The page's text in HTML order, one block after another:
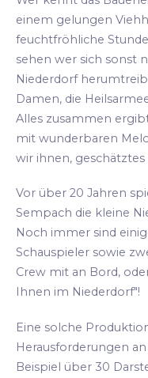
einem gelungen
feuchtfröhliche
sehen wer sich sonst
Niederdorf
Damen, die
Alles zusammen
mit wunderbaren
wir ihnen,
Vor über 20 Jahren
Sempach die kleine
Noch immer sind
Schauspieler sowie
Crew mit an Bord,
Ihnen im Niederdorf"!
Eine solche
Herausforderungen
Beispiel über 30